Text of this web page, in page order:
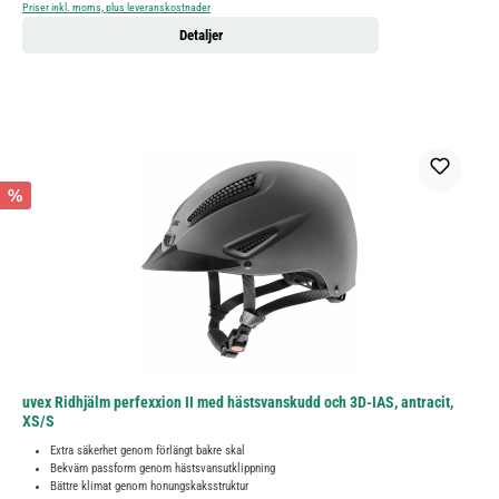
Priser inkl. moms, plus leveranskostnader
Detaljer
%
uvex Ridhjälm perfexxion II med hästsvanskudd och 3D-IAS, antracit,
XS/S
Extra säkerhet genom förlängt bakre skal
Bekväm passform genom hästsvansutklippning
Bättre klimat genom honungskaksstruktur